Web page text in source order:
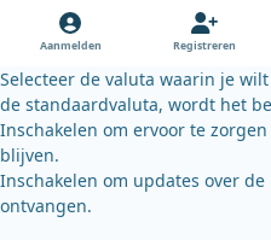
Aanmelden Registreren
Selecteer de valuta waarin je
de standaardvaluta, wordt het
Inschakelen om ervoor te
blijven.
Inschakelen om updates over
ontvangen.